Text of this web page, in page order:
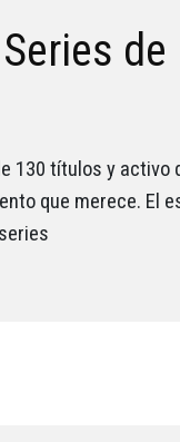
de
130 títulos y activo
que merece. El